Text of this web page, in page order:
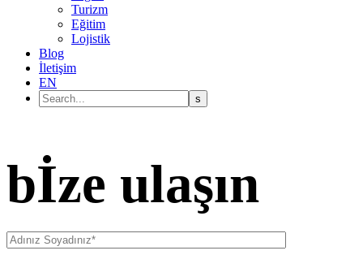
Turizm
Eğitim
Lojistik
Blog
İletişim
EN
bİze ulaşın